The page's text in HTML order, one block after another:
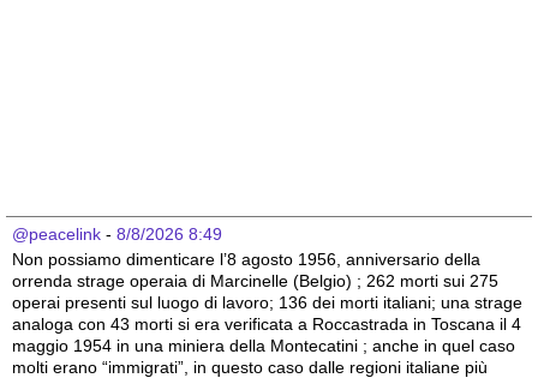
@peacelink - 8/8/2026 8:49
Non possiamo dimenticare l’8 agosto 1956, anniversario della
orrenda strage operaia di Marcinelle (Belgio) ; 262 morti sui 275
operai presenti sul luogo di lavoro; 136 dei morti italiani; una strage
analoga con 43 morti si era verificata a Roccastrada in Toscana il 4
maggio 1954 in una miniera della Montecatini ; anche in quel caso
molti erano “immigrati”, in questo caso dalle regioni italiane più